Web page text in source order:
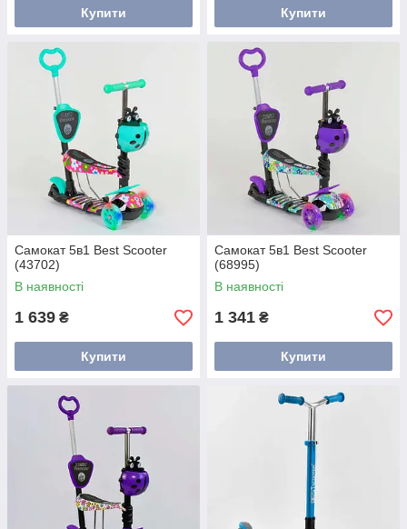
Купити Купити
Самокат 5в1 Best Scooter
(43702)
В наявності
1 639 ₴
Купити
Самокат 5в1 Best Scooter
(68995)
В наявності
1 341 ₴
Купити